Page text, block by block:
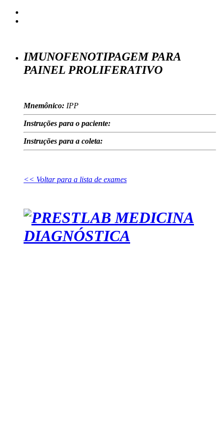
IMUNOFENOTIPAGEM PARA
PAINEL PROLIFERATIVO
Mnemônico: IPP
Instruções para o paciente:
Instruções para a coleta:
<< Voltar para a lista de exames